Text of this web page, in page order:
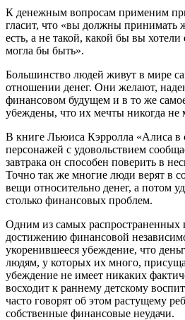
К денежным вопросам применим
гласит, что «вы должны принимать
есть, а не такой, какой бы вы хотели
могла бы быть».
Большинство людей живут в мире
отношении денег. Они желают,
финансовом будущем и в то же
убеждены, что их мечты никогда не
В книге Льюиса Кэрролла «Алиса в
персонажей с удовольствием
завтрака он способен поверить в
Точно так же многие люди верят в
вещи относительно денег, а потом
столько финансовых проблем.
Одним из самых распространенных
достижению финансовой
укоренившееся убеждение, что
людям, у которых их много,
убеждение не имеет никаких
восходит к раннему детскому
часто говорят об этом растущему
собственные финансовые неудачи.